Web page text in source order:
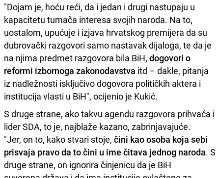
"Dojam je, hoću reći, da i jedan i drugi nastupaju u
kapacitetu tumača interesa svojih naroda. Na to,
uostalom, upućuje i izjava hrvatskog premijera da su
dubrovački razgovori samo nastavak dijaloga, te da je
na njima predmet razgovora bila BiH, dogovori o
reformi izbornoga zakonodavstva itd – dakle, pitanja
iz nadležnosti isključivo dogovora političkih aktera i
institucija vlasti u BiH", ocijenio je Kukić.
S druge strane, ako takvu agendu razgovora prihvaća i
lider SDA, to je, najblaže kazano, zabrinjavajuće.
"Jer, on to, kako stvari stoje, čini kao osoba koja sebi
prisvaja pravo da to čini u ime čitava jednog naroda. S
druge strane, on ignorira činjenicu da je BiH